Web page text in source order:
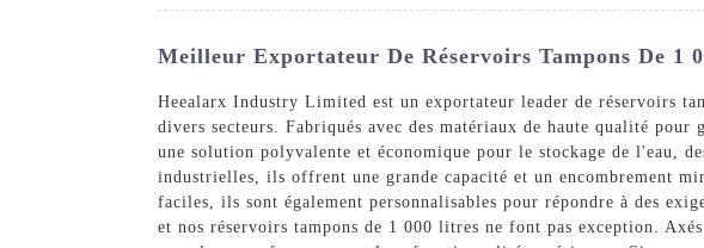
Meilleur Exportateur De Réservoirs Tampons De 1
Heealarx Industry Limited est un exportateur leader de réservoirs
divers secteurs. Fabriqués avec des matériaux de haute qualité
une solution polyvalente et économique pour le stockage de l'eau,
industrielles, ils offrent une grande capacité et un encombrement
faciles, ils sont également personnalisables pour répondre à des
et nos réservoirs tampons de 1 000 litres ne font pas exception.